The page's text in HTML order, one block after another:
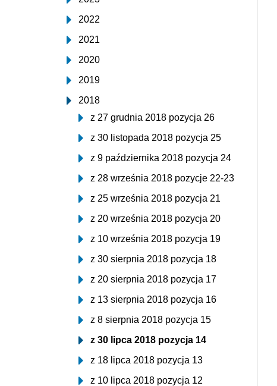
2022
2021
2020
2019
2018
z 27 grudnia 2018 pozycja 26
z 30 listopada 2018 pozycja 25
z 9 października 2018 pozycja 24
z 28 września 2018 pozycje 22-23
z 25 września 2018 pozycja 21
z 20 września 2018 pozycja 20
z 10 września 2018 pozycja 19
z 30 sierpnia 2018 pozycja 18
z 20 sierpnia 2018 pozycja 17
z 13 sierpnia 2018 pozycja 16
z 8 sierpnia 2018 pozycja 15
z 30 lipca 2018 pozycja 14
z 18 lipca 2018 pozycja 13
z 10 lipca 2018 pozycja 12